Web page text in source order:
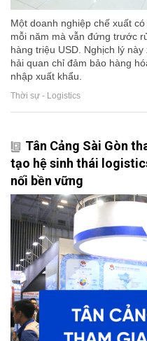
Một doanh nghiệp chế xuất
mỗi năm mà vẫn đứng trước
hàng triệu USD. Nghịch lý
hải quan chỉ đảm bảo hàng
nhập xuất khẩu.
Thời sự - Logistics
Tân Cảng Sài Gòn
tạo hệ sinh thái
nối bền vững